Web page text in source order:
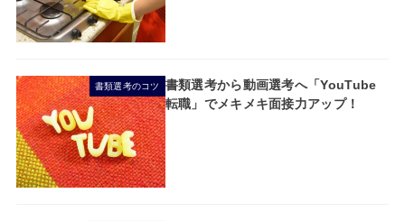
書類選考のコツ
書類選考から動画選考へ「YouTube
転職」でメキメキ面接力アップ！